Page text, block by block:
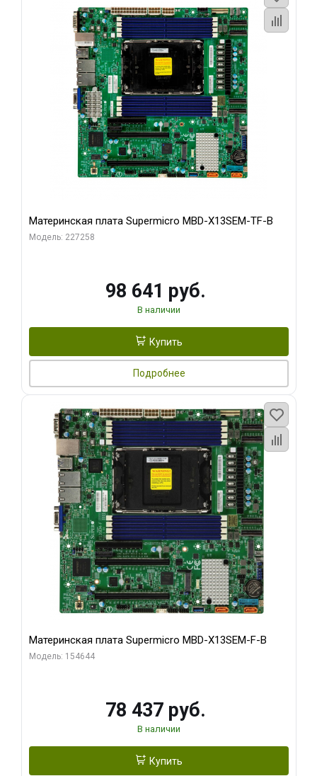
Материнская плата Supermicro MBD-X13SEM-TF-B
Модель: 227258
98 641 руб.
В наличии
Купить
Подробнее
Материнская плата Supermicro MBD-X13SEM-F-B
Модель: 154644
78 437 руб.
В наличии
Купить